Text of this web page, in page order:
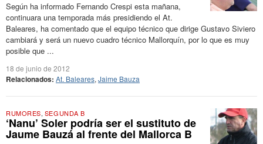
Según ha informado Fernando Crespi esta mañana,
continuara una temporada más presidiendo el At.
Baleares, ha comentado que el equipo técnico que dirige Gustavo Siviero
cambiará y será un nuevo cuadro técnico Mallorquín, por lo que es muy
posible que ...
18 de junio de 2012
Relacionados: At. Baleares, Jaime Bauza
RUMORES, SEGUNDA B
‘Nanu’ Soler podría ser el sustituto de
Jaume Bauzá al frente del Mallorca B